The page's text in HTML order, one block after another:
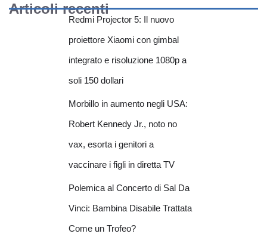
Articoli recenti
Redmi Projector 5: Il nuovo
proiettore Xiaomi con gimbal
integrato e risoluzione 1080p a
soli 150 dollari
Morbillo in aumento negli USA:
Robert Kennedy Jr., noto no
vax, esorta i genitori a
vaccinare i figli in diretta TV
Polemica al Concerto di Sal Da
Vinci: Bambina Disabile Trattata
Come un Trofeo?